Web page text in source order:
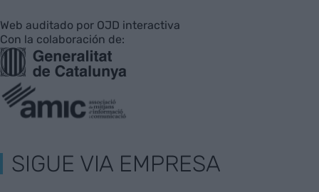
Web auditado por OJD interactiva
Con la colaboración de:
SIGUE VIA EMPRESA